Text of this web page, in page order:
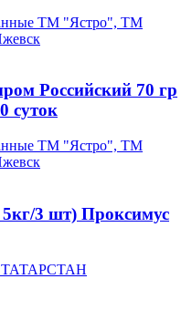
ТМ "Ястро", ТМ
Российский 70 гр
суток
ТМ "Ястро", ТМ
3 шт) Проксимус